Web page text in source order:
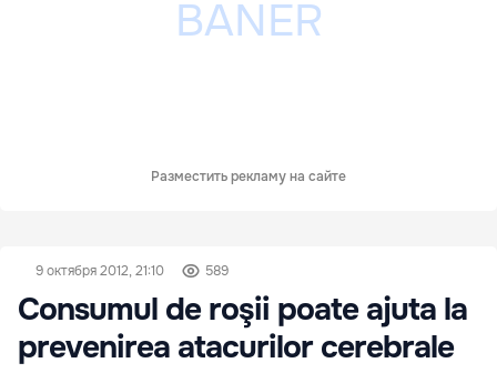
Разместить рекламу на сайте
9 октября 2012, 21:10 589
Consumul de roşii poate ajuta la
prevenirea atacurilor cerebrale